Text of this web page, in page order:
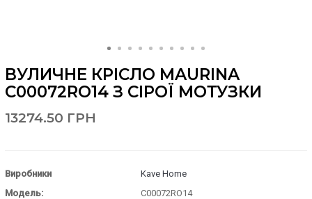
ВУЛИЧНЕ КРІСЛО MAURINA
C00072RO14 З СІРОЇ МОТУЗКИ
13274.50 ГРН
Виробники
Kave Home
Модель:
C00072RO14